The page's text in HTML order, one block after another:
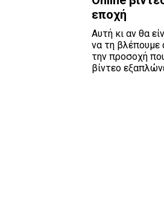
εποχή
Αυτή κι αν θα
να τη βλέπουμε
την προσοχή
βίντεο